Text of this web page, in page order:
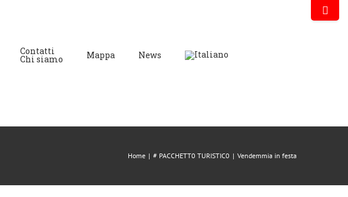
Contatti
Chi siamo Mappa News
Home | # PACCHETT0 TURISTIC0 | Vendemmia in festa